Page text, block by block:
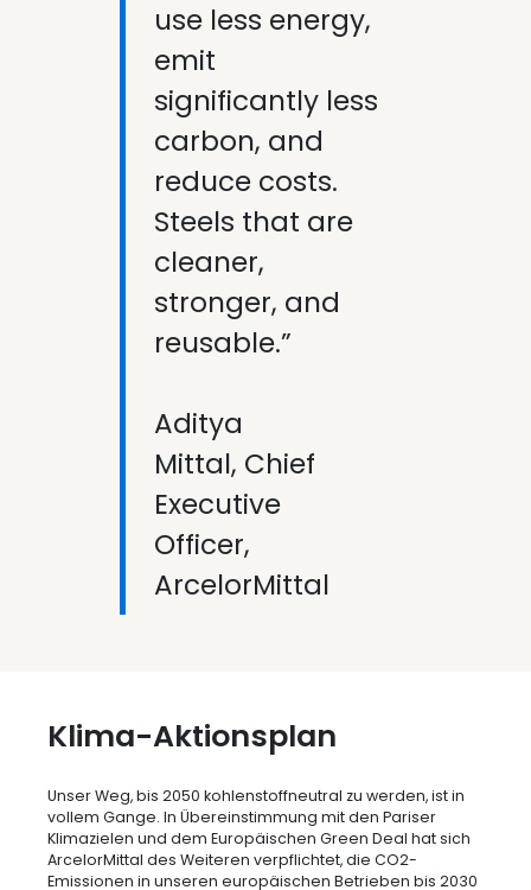
use less energy,
emit
significantly less
carbon, and
reduce costs.
Steels that are
cleaner,
stronger, and
reusable.”
Aditya
Mittal, Chief
Executive
Officer,
ArcelorMittal
Klima-Aktionsplan
Unser Weg, bis 2050 kohlenstoffneutral zu werden, ist in
vollem Gange. In Übereinstimmung mit den Pariser
Klimazielen und dem Europäischen Green Deal hat sich
ArcelorMittal des Weiteren verpflichtet, die CO2-
Emissionen in unseren europäischen Betrieben bis 2030